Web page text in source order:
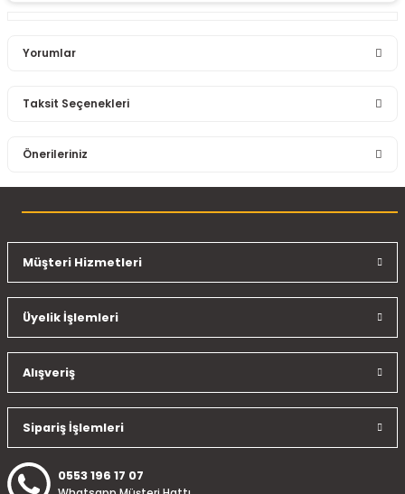
Yorumlar
Taksit Seçenekleri
Önerileriniz
konularda yetersiz gördüğünüz noktaları öneri formunu
Ürün resmi kalitesiz, bozuk veya görüntülenemiyor.
Ürün açıklamasında eksik bilgiler bulunuyor.
Ürün fiyatı diğer sitelerden daha pahalı.
Bu ürüne benzer farklı alternatifler olmalı.
Müşteri Hizmetleri
Üyelik İşlemleri
Alışveriş
Sipariş İşlemleri
0553 196 17 07